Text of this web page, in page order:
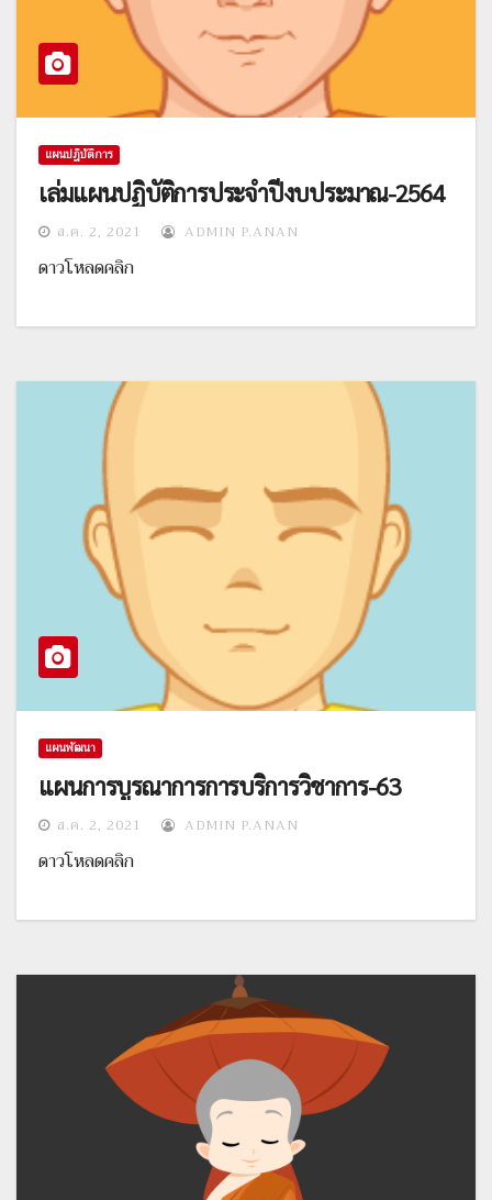
แผนปฎิบัติการ
เล่มแผนปฏิบัติการประจำปีงบประมาณ-2564
ส.ค. 2, 2021 ADMIN P.ANAN
ดาวโหลดคลิก
แผนพัฒนา
แผนการบูรณาการการบริการวิชาการ-63
ส.ค. 2, 2021 ADMIN P.ANAN
ดาวโหลดคลิก